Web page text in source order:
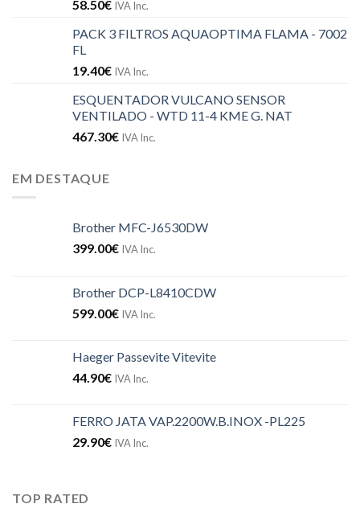
58.50€ IVA Inc.
PACK 3 FILTROS AQUAOPTIMA FLAMA - 7002
FL
19.40€ IVA Inc.
ESQUENTADOR VULCANO SENSOR
VENTILADO - WTD 11-4 KME G. NAT
467.30€ IVA Inc.
EM DESTAQUE
Brother MFC-J6530DW
399.00€ IVA Inc.
Brother DCP-L8410CDW
599.00€ IVA Inc.
Haeger Passevite Vitevite
44.90€ IVA Inc.
FERRO JATA VAP.2200W.B.INOX -PL225
29.90€ IVA Inc.
TOP RATED